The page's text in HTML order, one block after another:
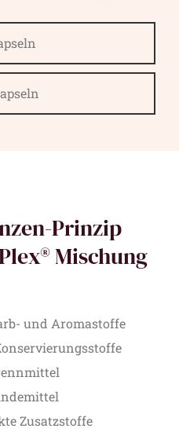
Prinzip
Mischung
und Aromastoffe
Zusatzstoffe